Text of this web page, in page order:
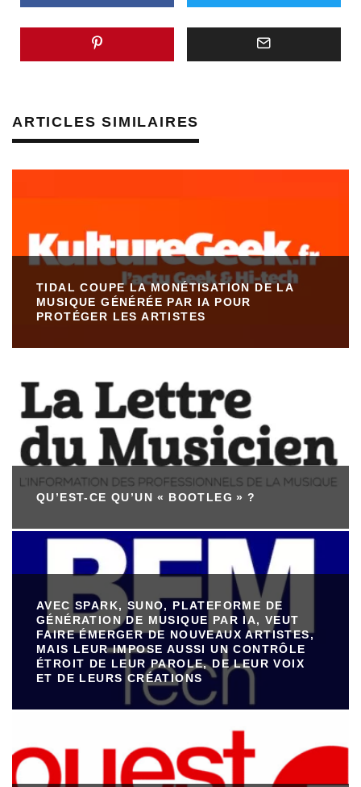
ARTICLES SIMILAIRES
TIDAL COUPE LA MONÉTISATION DE LA
MUSIQUE GÉNÉRÉE PAR IA POUR
PROTÉGER LES ARTISTES
QU’EST-CE QU’UN « BOOTLEG » ?
AVEC SPARK, SUNO, PLATEFORME DE
GÉNÉRATION DE MUSIQUE PAR IA, VEUT
FAIRE ÉMERGER DE NOUVEAUX ARTISTES,
MAIS LEUR IMPOSE AUSSI UN CONTRÔLE
ÉTROIT DE LEUR PAROLE, DE LEUR VOIX
ET DE LEURS CRÉATIONS